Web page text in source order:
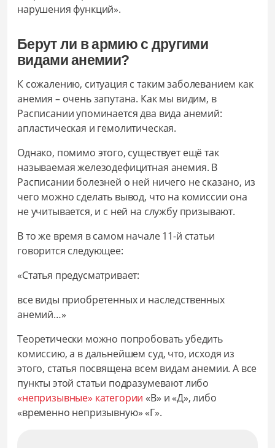
нарушения функций».
Берут ли в армию с другими
видами анемии?
К сожалению, ситуация с таким заболеванием как
анемия – очень запутана. Как мы видим, в
Расписании упоминается два вида анемий:
апластическая и гемолитическая.
Однако, помимо этого, существует ещё так
называемая железодефицитная анемия. В
Расписании болезней о ней ничего не сказано, из
чего можно сделать вывод, что на комиссии она
не учитывается, и с ней на службу призывают.
В то же время в самом начале 11-й статьи
говорится следующее:
«Статья предусматривает:
все виды приобретенных и наследственных
анемий…»
Теоретически можно попробовать убедить
комиссию, а в дальнейшем суд, что, исходя из
этого, статья посвящена всем видам анемии. А все
пункты этой статьи подразумевают либо
«непризывные» категории «В» и «Д», либо
«временно непризывную» «Г».